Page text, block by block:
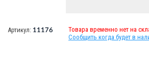
Артикул: 11176
Товара временно нет на
Сообщить когда будет в